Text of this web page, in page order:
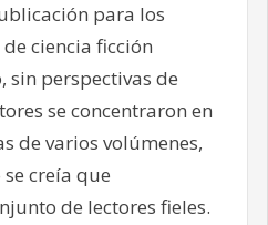
para los
ciencia ficción
perspectivas de
se concentraron en
de varios volúmenes,
creía que
de lectores fieles.